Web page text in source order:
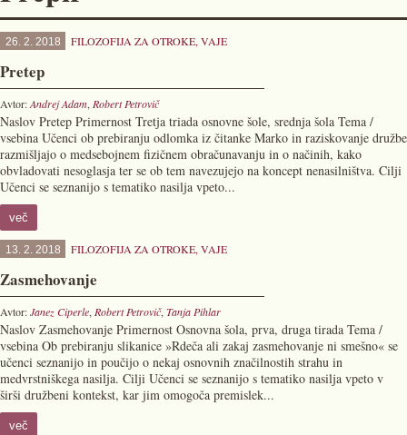
26. 2. 2018 FILOZOFIJA ZA OTROKE, VAJE
Pretep
Avtor:Andrej Adam, Robert Petrovič
Naslov Pretep Primernost Tretja triada osnovne šole, srednja šola Tema /
vsebina Učenci ob prebiranju odlomka iz čitanke Marko in raziskovanje družbe
razmišljajo o medsebojnem fizičnem obračunavanju in o načinih, kako
obvladovati nesoglasja ter se ob tem navezujejo na koncept nenasilništva. Cilji
Učenci se seznanijo s tematiko nasilja vpeto...
več
13. 2. 2018 FILOZOFIJA ZA OTROKE, VAJE
Zasmehovanje
Avtor:Janez Ciperle, Robert Petrovič, Tanja Pihlar
Naslov Zasmehovanje Primernost Osnovna šola, prva, druga tirada Tema /
vsebina Ob prebiranju slikanice »Rdeča ali zakaj zasmehovanje ni smešno« se
učenci seznanijo in poučijo o nekaj osnovnih značilnostih strahu in
medvrstniškega nasilja. Cilji Učenci se seznanijo s tematiko nasilja vpeto v
širši družbeni kontekst, kar jim omogoča premislek...
več